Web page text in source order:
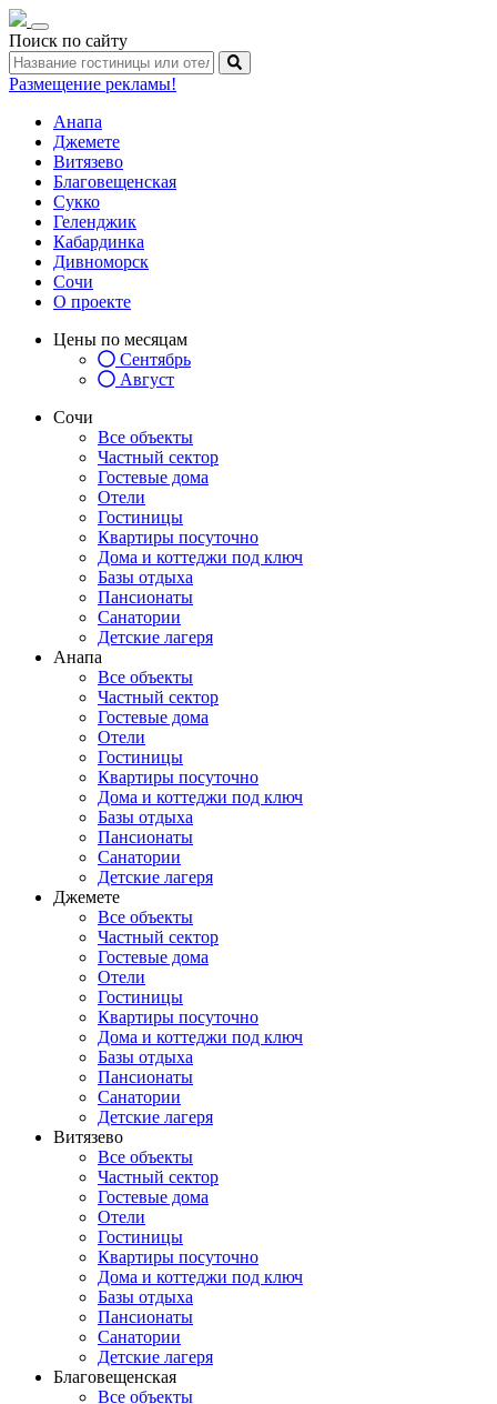
Toggle
navigation
Поиск по сайту
Размещение рекламы!
Анапа
Джемете
Витязево
Благовещенская
Сукко
Геленджик
Кабардинка
Дивноморск
Сочи
О проекте
Цены по месяцам
Сентябрь
Август
Сочи
Все объекты
Частный сектор
Гостевые дома
Отели
Гостиницы
Квартиры посуточно
Дома и коттеджи под ключ
Базы отдыха
Пансионаты
Санатории
Детские лагеря
Анапа
Все объекты
Частный сектор
Гостевые дома
Отели
Гостиницы
Квартиры посуточно
Дома и коттеджи под ключ
Базы отдыха
Пансионаты
Санатории
Детские лагеря
Джемете
Все объекты
Частный сектор
Гостевые дома
Отели
Гостиницы
Квартиры посуточно
Дома и коттеджи под ключ
Базы отдыха
Пансионаты
Санатории
Детские лагеря
Витязево
Все объекты
Частный сектор
Гостевые дома
Отели
Гостиницы
Квартиры посуточно
Дома и коттеджи под ключ
Базы отдыха
Пансионаты
Санатории
Детские лагеря
Благовещенская
Все объекты